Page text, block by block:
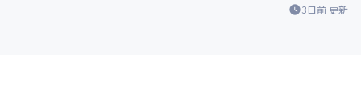
3日前 更新